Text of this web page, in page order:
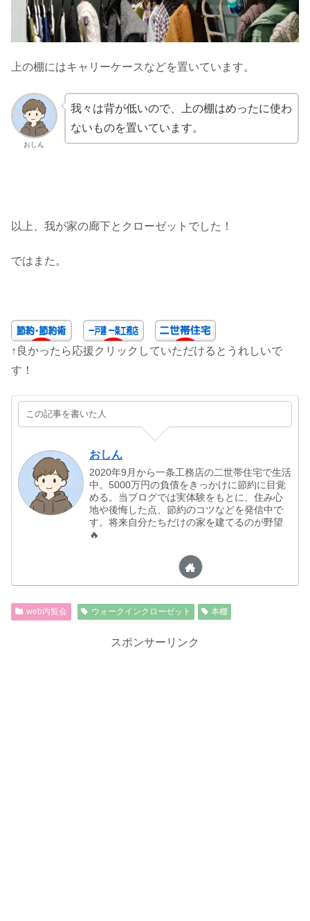
上の棚にはキャリーケースなどを置いています。
おしん
我々は背が低いので、上の棚はめったに使わ
ないものを置いています。
以上、我が家の廊下とクローゼットでした！
ではまた。
↑良かったら応援クリックしていただけるとうれしいで
す！
この記事を書いた人
おしん
2020年9月から一条工務店の二世帯住宅で生活
中。5000万円の負債をきっかけに節約に目覚
める。当ブログでは実体験をもとに、住み心
地や後悔した点、節約のコツなどを発信中で
す。将来自分たちだけの家を建てるのが野望
🔥
web内覧会 ウォークインクローゼット 本棚
スポンサーリンク